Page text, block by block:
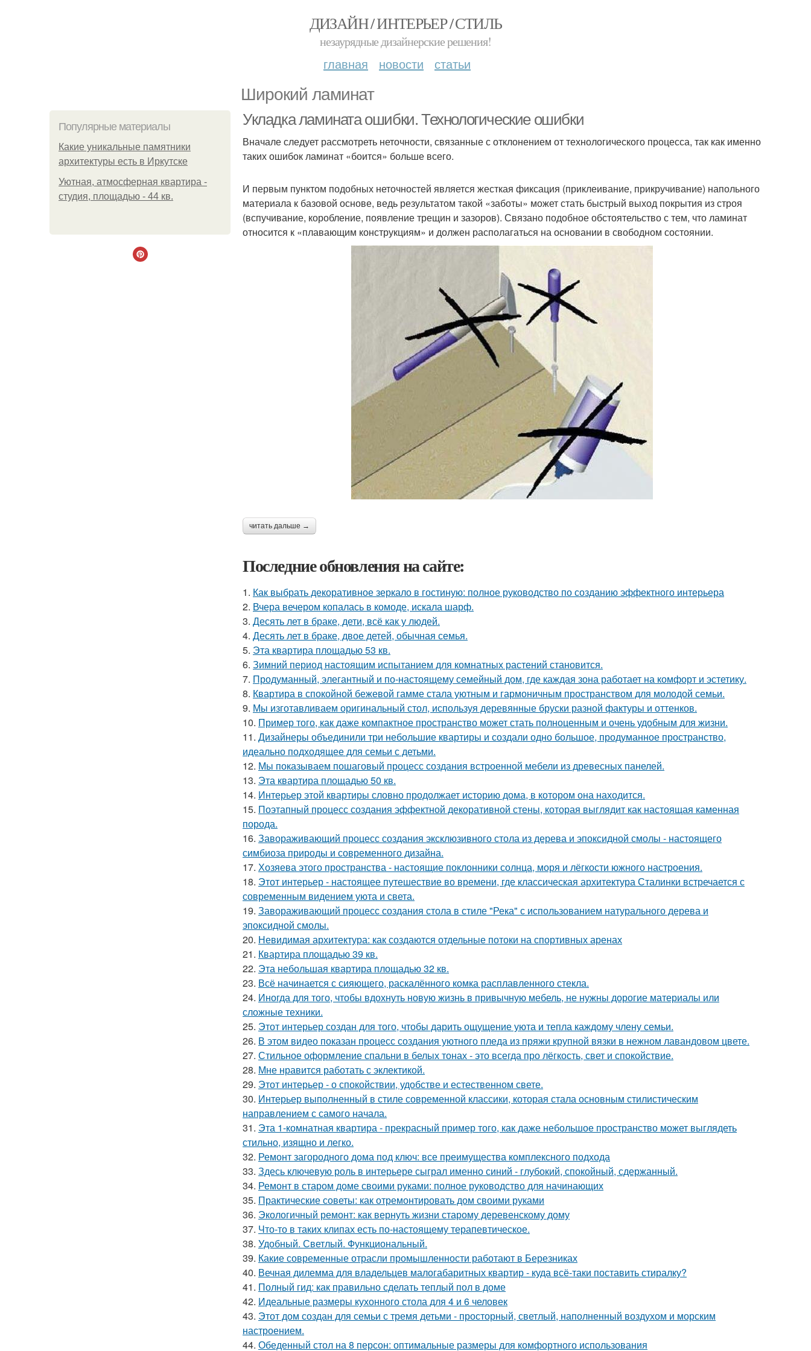
ДИЗАЙН / ИНТЕРЬЕР / СТИЛЬ
незаурядные дизайнерские решения!
главная новости статьи
Широкий ламинат
Популярные материалы
Какие уникальные памятники
архитектуры есть в Иркутске
Уютная, атмосферная квартира -
студия, площадью - 44 кв.
Укладка ламината ошибки. Технологические ошибки
Вначале следует рассмотреть неточности, связанные с отклонением от технологического процесса, так как именно
таких ошибок ламинат «боится» больше всего.
И первым пунктом подобных неточностей является жесткая фиксация (приклеивание, прикручивание) напольного
материала к базовой основе, ведь результатом такой «заботы» может стать быстрый выход покрытия из строя
(вспучивание, коробление, появление трещин и зазоров). Связано подобное обстоятельство с тем, что ламинат
относится к «плавающим конструкциям» и должен располагаться на основании в свободном состоянии.
читать дальше →
Последние обновления на сайте:
1. Как выбрать декоративное зеркало в гостиную: полное руководство по созданию эффектного интерьера
2. Вчера вечером копалась в комоде, искала шарф.
3. Десять лет в браке, дети, всё как у людей.
4. Десять лет в браке, двое детей, обычная семья.
5. Эта квартира площадью 53 кв.
6. Зимний период настоящим испытанием для комнатных растений становится.
7. Продуманный, элегантный и по-настоящему семейный дом, где каждая зона работает на комфорт и эстетику.
8. Квартира в спокойной бежевой гамме стала уютным и гармоничным пространством для молодой семьи.
9. Мы изготавливаем оригинальный стол, используя деревянные бруски разной фактуры и оттенков.
10. Пример того, как даже компактное пространство может стать полноценным и очень удобным для жизни.
11. Дизайнеры объединили три небольшие квартиры и создали одно большое, продуманное пространство,
идеально подходящее для семьи с детьми.
12. Мы показываем пошаговый процесс создания встроенной мебели из древесных панелей.
13. Эта квартира площадью 50 кв.
14. Интерьер этой квартиры словно продолжает историю дома, в котором она находится.
15. Поэтапный процесс создания эффектной декоративной стены, которая выглядит как настоящая каменная
порода.
16. Завораживающий процесс создания эксклюзивного стола из дерева и эпоксидной смолы - настоящего
симбиоза природы и современного дизайна.
17. Хозяева этого пространства - настоящие поклонники солнца, моря и лёгкости южного настроения.
18. Этот интерьер - настоящее путешествие во времени, где классическая архитектура Сталинки встречается с
современным видением уюта и света.
19. Завораживающий процесс создания стола в стиле "Река" с использованием натурального дерева и
эпоксидной смолы.
20. Невидимая архитектура: как создаются отдельные потоки на спортивных аренах
21. Квартира площадью 39 кв.
22. Эта небольшая квартира площадью 32 кв.
23. Всё начинается с сияющего, раскалённого комка расплавленного стекла.
24. Иногда для того, чтобы вдохнуть новую жизнь в привычную мебель, не нужны дорогие материалы или
сложные техники.
25. Этот интерьер создан для того, чтобы дарить ощущение уюта и тепла каждому члену семьи.
26. В этом видео показан процесс создания уютного пледа из пряжи крупной вязки в нежном лавандовом цвете.
27. Стильное оформление спальни в белых тонах - это всегда про лёгкость, свет и спокойствие.
28. Мне нравится работать с эклектикой.
29. Этот интерьер - о спокойствии, удобстве и естественном свете.
30. Интерьер выполненный в стиле современной классики, которая стала основным стилистическим
направлением с самого начала.
31. Эта 1-комнатная квартира - прекрасный пример того, как даже небольшое пространство может выглядеть
стильно, изящно и легко.
32. Ремонт загородного дома под ключ: все преимущества комплексного подхода
33. Здесь ключевую роль в интерьере сыграл именно синий - глубокий, спокойный, сдержанный.
34. Ремонт в старом доме своими руками: полное руководство для начинающих
35. Практические советы: как отремонтировать дом своими руками
36. Экологичный ремонт: как вернуть жизни старому деревенскому дому
37. Что-то в таких клипах есть по-настоящему терапевтическое.
38. Удобный. Светлый. Функциональный.
39. Какие современные отрасли промышленности работают в Березниках
40. Вечная дилемма для владельцев малогабаритных квартир - куда всё-таки поставить стиралку?
41. Полный гид: как правильно сделать теплый пол в доме
42. Идеальные размеры кухонного стола для 4 и 6 человек
43. Этот дом создан для семьи с тремя детьми - просторный, светлый, наполненный воздухом и морским
настроением.
44. Обеденный стол на 8 персон: оптимальные размеры для комфортного использования